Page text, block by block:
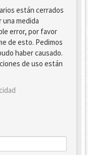
están cerrados
medida
error, por favor
de esto. Pedimos
haber causado.
de uso están